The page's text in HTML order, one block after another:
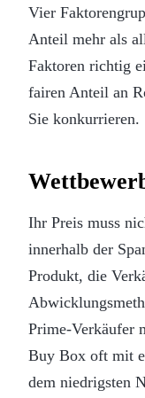
Vier
Anteil mehr als
Faktoren richtig
fairen Anteil an
Sie konkurrieren.
Ihr Preis muss
innerhalb der
Produkt, die
Prime-Verkäufer
Buy Box oft mit
dem niedrigsten